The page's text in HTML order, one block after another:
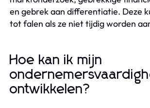
en gebrek aan differentiatie. Deze
tot falen als ze niet tijdig worden
Hoe kan ik mijn
ontwikkelen?